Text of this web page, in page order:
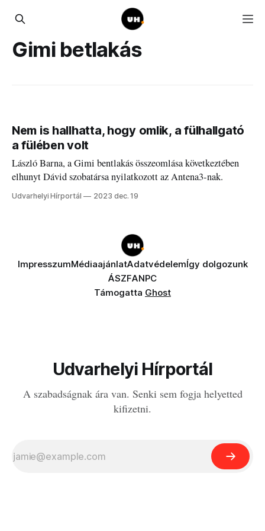
Gimi betlakás
Nem is hallhatta, hogy omlik, a fülhallgató
a fülében volt
László Barna, a Gimi bentlakás összeomlása következtében
elhunyt Dávid szobatársa nyilatkozott az Antena3-nak.
Udvarhelyi Hírportál 2023 dec. 19
ImpresszumMédiaajánlatAdatvédelemÍgy dolgozunk
ÁSZFANPC
Támogatta Ghost
Udvarhelyi Hírportál
A szabadságnak ára van. Senki sem fogja helyetted
kifizetni.